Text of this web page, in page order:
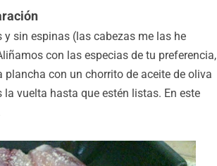
sin espinas (las cabezas me las he
con las especias de tu preferencia,
con un chorrito de aceite de oliva
vuelta hasta que estén listas. En este